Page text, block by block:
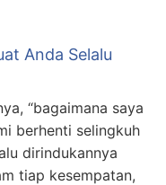
Anda Selalu
“bagaimana saya
berhenti selingkuh
dirindukannya
tiap kesempatan,